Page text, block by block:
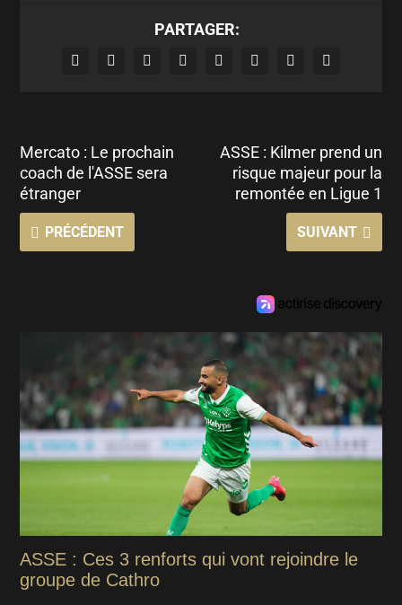
PARTAGER:
Mercato : Le prochain
coach de l'ASSE sera
étranger
PRÉCÉDENT
ASSE : Kilmer prend un
risque majeur pour la
remontée en Ligue 1
SUIVANT
ASSE : Ces 3 renforts qui vont rejoindre le
groupe de Cathro